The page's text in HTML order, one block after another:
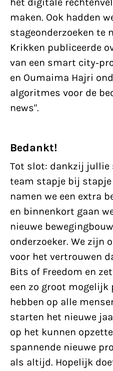
maken. Ook hadden
stageonderzoeken te
Krikken publiceerde
van een smart city-
en Oumaima Hajri
algoritmes voor de
news".
Bedankt!
Tot slot: dankzij jullie
team stapje bij
namen we een extra
en binnenkort gaan
nieuwe
onderzoeker. We zijn
voor het vertrouwen
Bits of Freedom en
een zo groot
hebben op alle
starten het nieuwe
op het kunnen
spannende nieuwe
als altijd. Hopelijk